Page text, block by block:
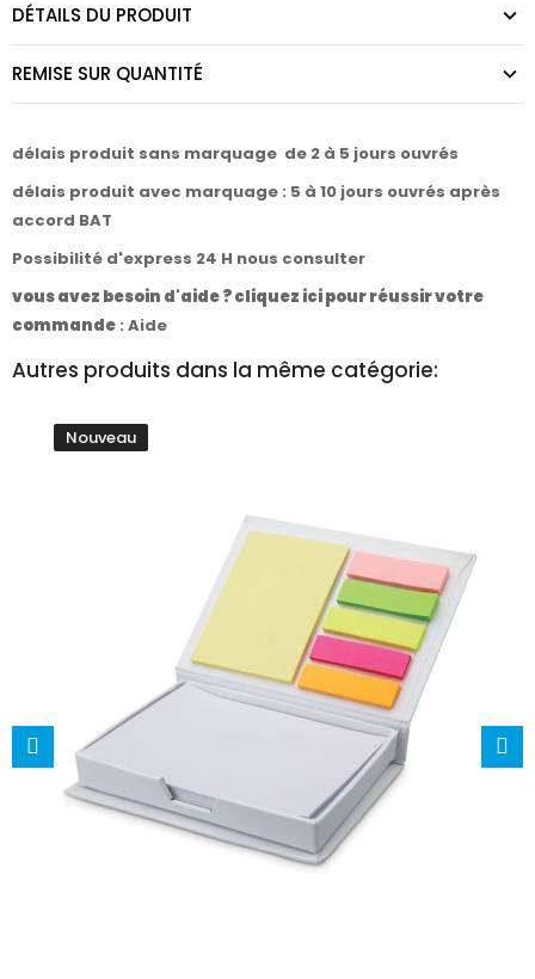
DÉTAILS DU PRODUIT
REMISE SUR QUANTITÉ
délais produit sans marquage de 2 à 5 jours ouvrés
délais produit avec marquage : 5 à 10 jours ouvrés après
accord BAT
Possibilité d'express 24 H nous consulter
vous avez besoin d'aide ? cliquez ici pour réussir votre
commande : Aide
Autres produits dans la même catégorie:
Nouveau